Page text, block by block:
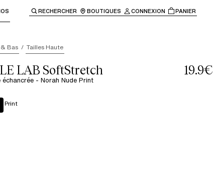
à la navigation principale.
RECHERCHER BOUTIQUES CONNEXION PANIER
Bas Tailles Haute
LAB SoftStretch
- Norah Nude Print
19.9€
Print